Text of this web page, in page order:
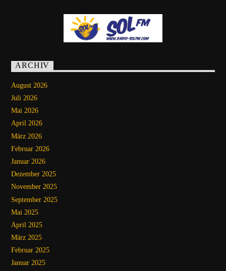
ARCHIV
August 2026
Juli 2026
Mai 2026
April 2026
März 2026
Februar 2026
Januar 2026
Dezember 2025
November 2025
September 2025
Mai 2025
April 2025
März 2025
Februar 2025
Januar 2025